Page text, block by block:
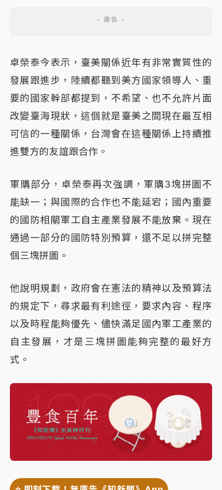
卓榮泰今表示，臺美關係近年有非常實質性的
發展跟進步，陸續都聽到美方國家領導人、重
要的國家幹部都提到，不希望、也不允許片面
改變臺海現狀，這個就是臺美之間現在最互相
可信的一種關係，台灣會在這種關係上持續推
進雙方的友誼跟合作。
軍購部分，卓榮泰再次強調，軍購3塊拼圖不
能缺一；與國際的合作也不能延宕；國內重要
的國防相關軍工自主產業發展不能放棄。現在
通過一部分的國防特別預算，還不足以拼完整
個三塊拼圖。
他說明規劃，政府會在憲法的精神以及預算法
的規定下，尋求最有利途徑，要求內容、程序
以及時程能夠優先、儘快滿足國內軍工產業的
自主發展，才是三塊拼圖能夠完整的最好方
式。